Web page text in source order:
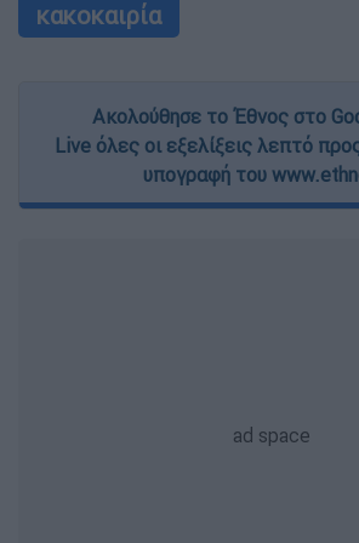
κακοκαιρία
Ακολούθησε το Έθνος στο
Live όλες οι εξελίξεις λεπτό
υπογραφή του